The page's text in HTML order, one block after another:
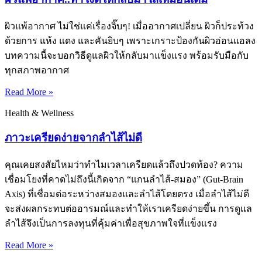
ผิวแพ้อากาศ ไม่ใช่แค่เรื่องจิ๊บๆ! เมื่ออากาศเปลี่ยน ผิวก็ประท้วง
ด้วยการ แห้ง แดง และคันยิบๆ เพราะเกราะป้องกันผิวอ่อนแอลง
บทความนี้จะบอกวิธีดูแลผิวให้กลับมาแข็งแรง พร้อมรับมือกับ
ทุกสภาพอากาศ
Read More »
Health & Wellness
ภาวะเครียดง่ายจากลำไส้ไม่ดี
คุณเคยสงสัยไหมว่าทำไมเวลาเครียดแล้วถึงปวดท้อง? ความ
เชื่อมโยงที่คาดไม่ถึงนี้เกิดจาก “แกนลำไส้-สมอง” (Gut-Brain
Axis) ที่เชื่อมต่อระหว่างสมองและลำไส้โดยตรง เมื่อลำไส้ไม่ดี
จะส่งผลกระทบต่ออารมณ์และทำให้เราเครียดง่ายขึ้น การดูแล
ลำไส้จึงเป็นการลงทุนที่คุ้มค่าเพื่อสุขภาพใจที่แข็งแรง
Read More »